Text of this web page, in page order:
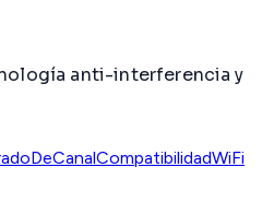
anti-interferencia y
CompatibilidadWiFi